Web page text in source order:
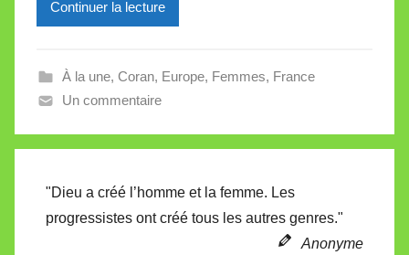
l
e
a
l
e
t
e
Continuer la lecture
À la une, Coran, Europe, Femmes, France
Un commentaire
"Dieu a créé l’homme et la femme. Les
progressistes ont créé tous les autres genres."
Anonyme